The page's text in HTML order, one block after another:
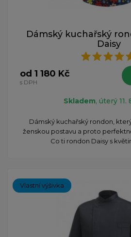
Dámský kuchařský
Daisy
od 1 180 Kč
s DPH
Skladem, úterý 11.
Dámský kuchařský rondon,
ženskou postavu a proto
Co ti rondon Daisy s
Vlastní výšivka